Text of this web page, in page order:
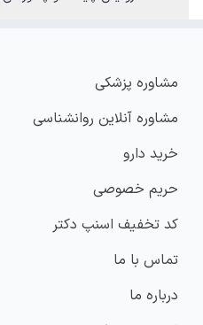
مشاوره پزشکی
مشاوره آنلاین روانشناسی
خرید دارو
حریم خصوصی
کد تخفیف اسنپ دکتر
تماس با ما
درباره ما